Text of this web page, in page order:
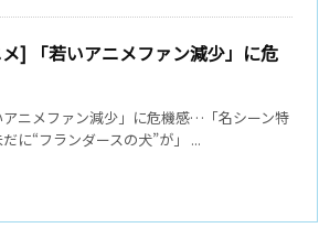
] 「若いアニメファン減少」に危
アニメファン減少」に危機感…「名シーン特
に“フランダースの犬”が」 ...